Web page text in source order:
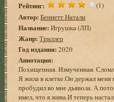
Рейтинг: (1)
Автор: Беннетт Натали
Название: Игрушка (ЛП)
Жанр: Триллер
Год издания: 2020
Аннотация:
Похищенная. Измученная.
Я жила в клетке.Он держал меня
пробудил во мне дьявола. А
имел, что я жива.И теперь